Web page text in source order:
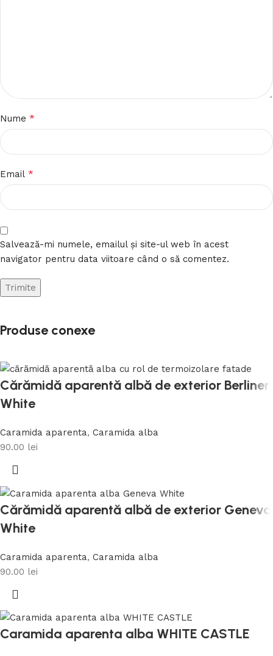
Nume *
Email *
Salvează-mi numele, emailul și site-ul web în acest
navigator pentru data viitoare când o să comentez.
Produse conexe
Cărămidă aparentă albă de exterior Berliner
White
Caramida aparenta, Caramida alba
90.00 lei
Cărămidă aparentă albă de exterior Geneva
White
Caramida aparenta, Caramida alba
90.00 lei
Caramida aparenta alba WHITE CASTLE